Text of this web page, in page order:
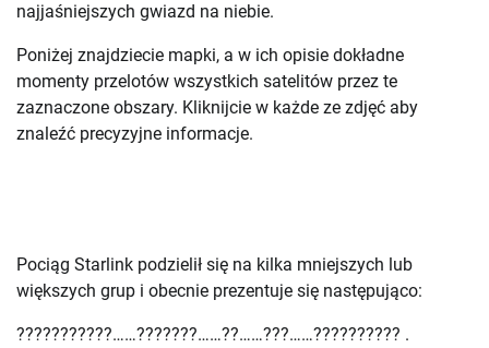
najjaśniejszych gwiazd na niebie.
Poniżej znajdziecie mapki, a w ich opisie dokładne
momenty przelotów wszystkich satelitów przez te
zaznaczone obszary. Kliknijcie w każde ze zdjęć aby
znaleźć precyzyjne informacje.
Pociąg Starlink podzielił się na kilka mniejszych lub
większych grup i obecnie prezentuje się następująco:
???????????……???????……??……???……?????????? .